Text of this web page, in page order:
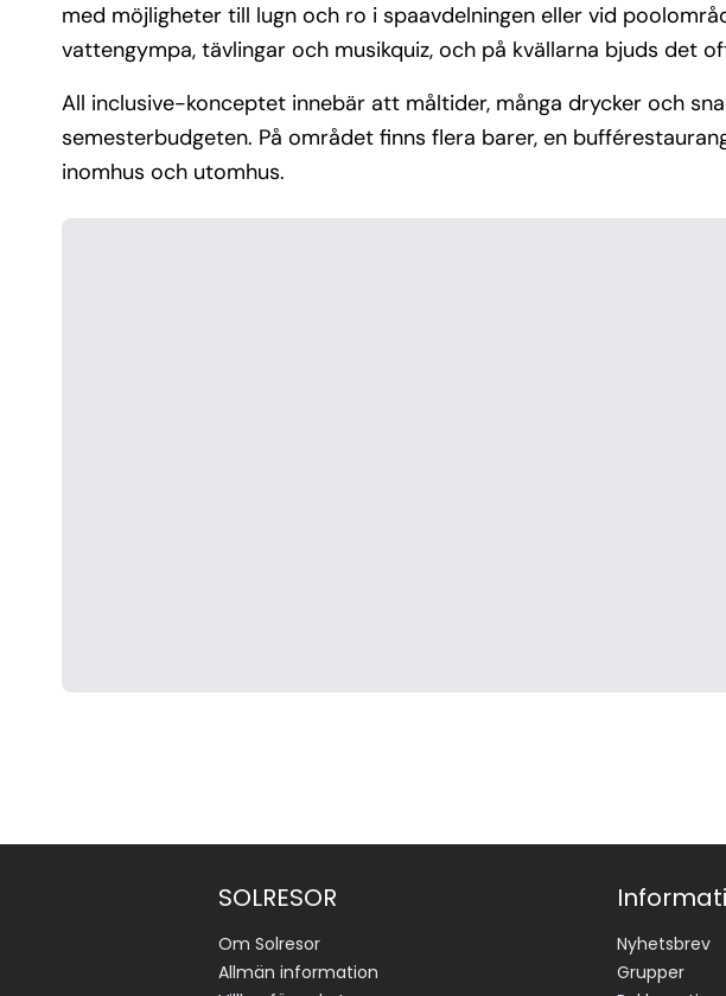
med möjligheter till lugn och ro i spaavdelningen eller vid
vattengympa, tävlingar och musikquiz, och på kvällarna bjuds det
All inclusive-konceptet innebär att måltider, många drycker och
semesterbudgeten. På området finns flera barer, en
inomhus och utomhus.
SOLRESOR
Om Solresor
Allmän information
Nyhetsbrev
Grupper